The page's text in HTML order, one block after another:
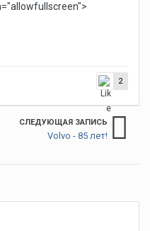
2
СЛЕДУЮЩАЯ ЗАПИСЬ
Volvo - 85 лет!